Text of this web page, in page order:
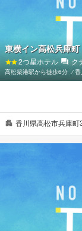
香川県高松市兵庫町
東横イン高松兵庫町
2つ星ホテル ク
高松築港駅から徒歩6分 ⁄